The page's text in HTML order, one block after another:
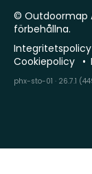
© Outdoormap
förbehållna.
Integritetspolicy
Cookiepolicy
phx-sto-01 · 26.7.1